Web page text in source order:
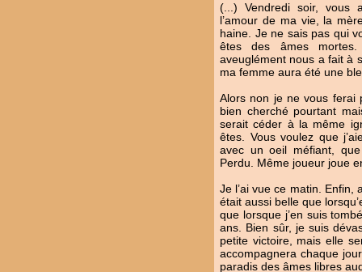
(...) Vendredi soir, vous
l’amour de ma vie, la
haine. Je ne sais pas qui
êtes des âmes
aveuglément nous a fait à
ma femme aura été une
Alors non je ne vous ferai
bien cherché pourtant
serait céder à la même
êtes. Vous voulez que
avec un oeil méfiant,
Perdu. Même joueur joue
Je l’ai vue ce matin. Enfin,
était aussi belle que
que lorsque j’en suis
ans. Bien sûr, je suis
petite victoire, mais elle
accompagnera chaque
paradis des âmes libres